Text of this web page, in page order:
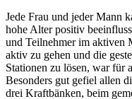
Jede Frau und jeder Mann
hohe Alter positiv
und Teilnehmer im aktiven
aktiv zu gehen und die
Stationen zu lösen, war für
Besonders gut gefiel allen
drei Kraftbänken, beim